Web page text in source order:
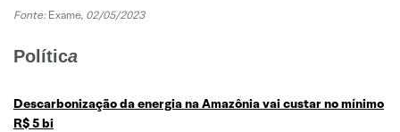
Fonte: Exame, 02/05/2023
Política
Descarbonização da energia na Amazônia vai custar no mínimo
R$ 5 bi